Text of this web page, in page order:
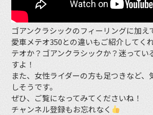
ゴアンクラシックのフィーリングに加え
愛車メテオ350との違いもご紹介してく
テオか？ゴアンクラシックか？迷ってい
すよ！
また、女性ライダーの方も足つきなど
しそうです。
ぜひ、ご覧になってみてくださいね！
チャンネル登録もお忘れなく